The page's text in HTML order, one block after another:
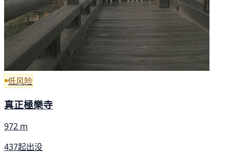
低风险
真正極樂寺
972 m
437起出没